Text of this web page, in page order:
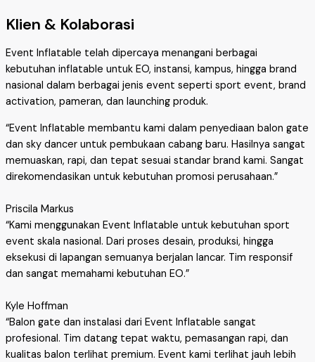
Klien & Kolaborasi
Event Inflatable telah dipercaya menangani berbagai
kebutuhan inflatable untuk EO, instansi, kampus, hingga brand
nasional dalam berbagai jenis event seperti sport event, brand
activation, pameran, dan launching produk.
“Event Inflatable membantu kami dalam penyediaan balon gate
dan sky dancer untuk pembukaan cabang baru. Hasilnya sangat
memuaskan, rapi, dan tepat sesuai standar brand kami. Sangat
direkomendasikan untuk kebutuhan promosi perusahaan.”
Priscila Markus
“Kami menggunakan Event Inflatable untuk kebutuhan sport
event skala nasional. Dari proses desain, produksi, hingga
eksekusi di lapangan semuanya berjalan lancar. Tim responsif
dan sangat memahami kebutuhan EO.”
Kyle Hoffman
“Balon gate dan instalasi dari Event Inflatable sangat
profesional. Tim datang tepat waktu, pemasangan rapi, dan
kualitas balon terlihat premium. Event kami terlihat jauh lebih